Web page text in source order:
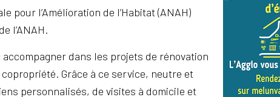
pour l’Amélioration de l’Habitat (ANAH)
l’ANAH.
dans les projets de rénovation
copropriété. Grâce à ce service, neutre et
personnalisés, de visites à domicile et